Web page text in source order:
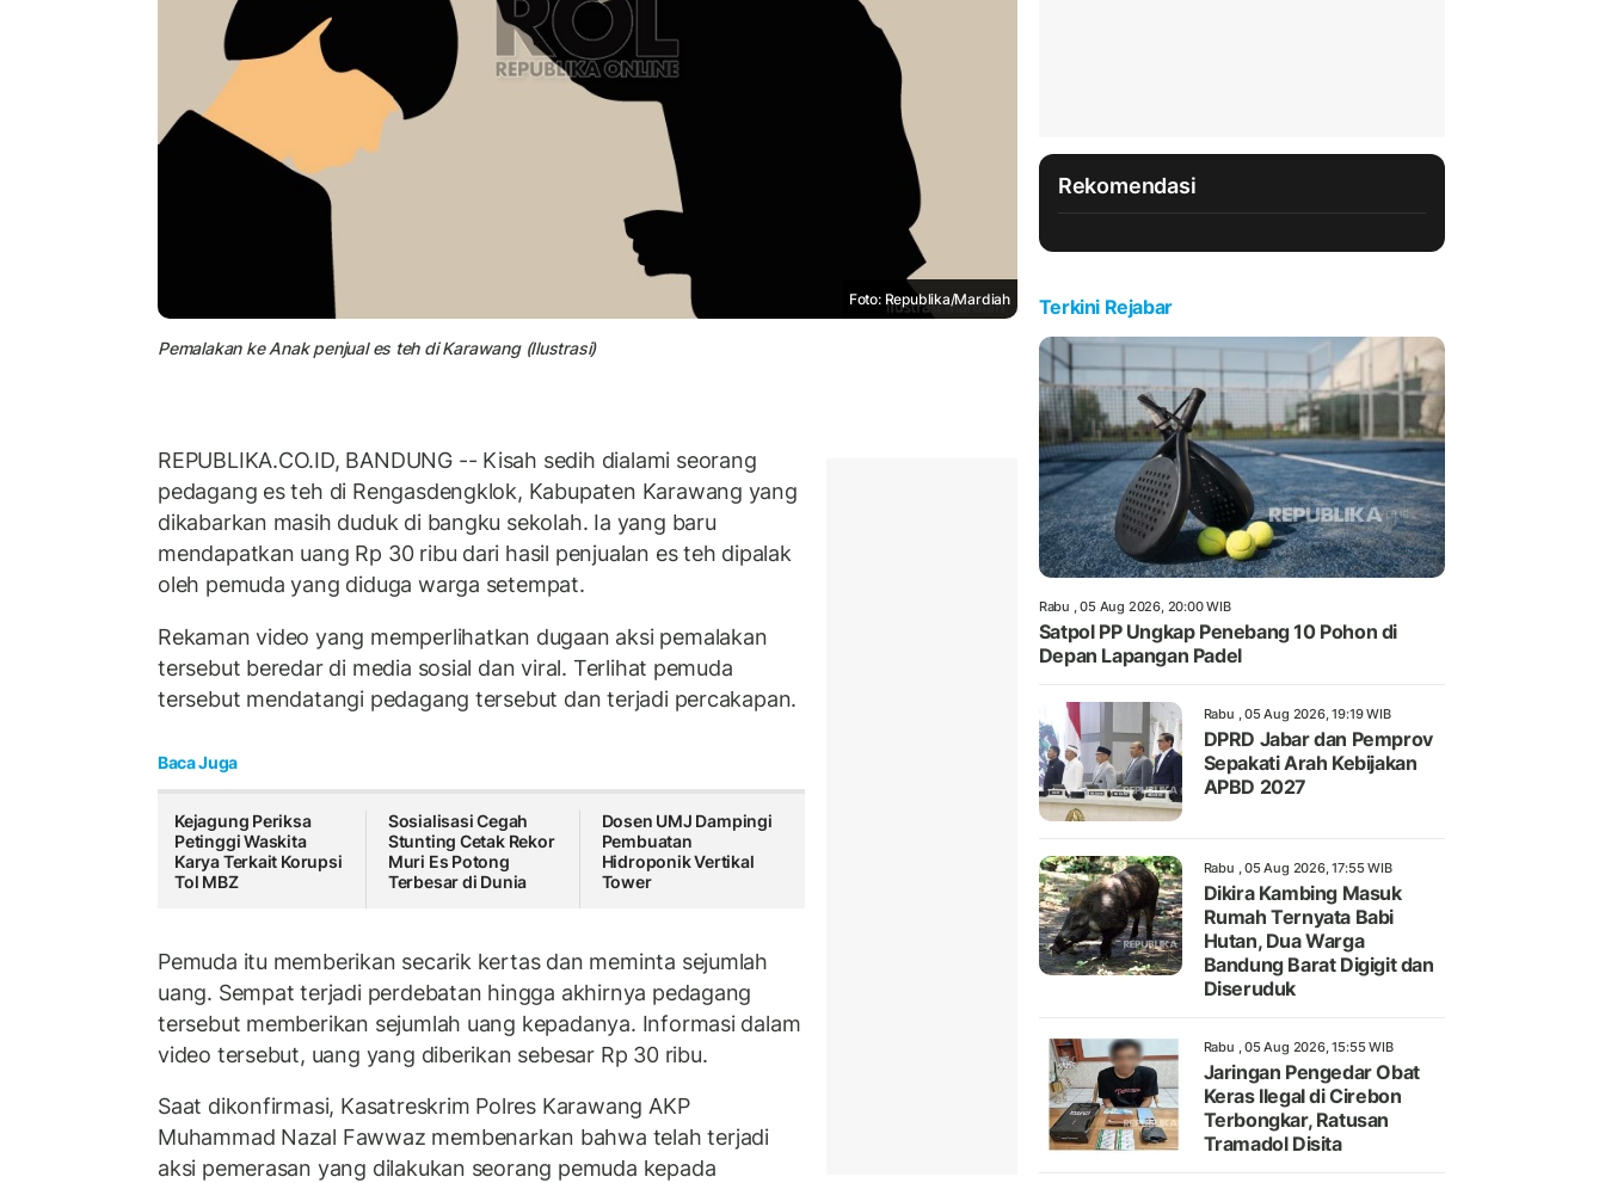
Foto: Republika/Mardiah
Pemalakan ke Anak penjual es teh di Karawang (Ilustrasi)
REPUBLIKA.CO.ID, BANDUNG -- Kisah sedih dialami seorang
pedagang es teh di Rengasdengklok, Kabupaten Karawang yang
dikabarkan masih duduk di bangku sekolah. Ia yang baru
mendapatkan uang Rp 30 ribu dari hasil penjualan es teh dipalak
oleh pemuda yang diduga warga setempat.
Rekaman video yang memperlihatkan dugaan aksi pemalakan
tersebut beredar di media sosial dan viral. Terlihat pemuda
tersebut mendatangi pedagang tersebut dan terjadi percakapan.
Baca Juga
Kejagung Periksa
Petinggi Waskita
Karya Terkait Korupsi
Tol MBZ
Sosialisasi Cegah
Stunting Cetak Rekor
Muri Es Potong
Terbesar di Dunia
Dosen UMJ Dampingi
Pembuatan
Hidroponik Vertikal
Tower
Pemuda itu memberikan secarik kertas dan meminta sejumlah
uang. Sempat terjadi perdebatan hingga akhirnya pedagang
tersebut memberikan sejumlah uang kepadanya. Informasi dalam
video tersebut, uang yang diberikan sebesar Rp 30 ribu.
Saat dikonfirmasi, Kasatreskrim Polres Karawang AKP
Muhammad Nazal Fawwaz membenarkan bahwa telah terjadi
aksi pemerasan yang dilakukan seorang pemuda kepada
Rekomendasi
Terkini Rejabar
Rabu , 05 Aug 2026, 20:00 WIB
Satpol PP Ungkap Penebang 10 Pohon di
Depan Lapangan Padel
Rabu , 05 Aug 2026, 19:19 WIB
DPRD Jabar dan Pemprov
Sepakati Arah Kebijakan
APBD 2027
Rabu , 05 Aug 2026, 17:55 WIB
Dikira Kambing Masuk
Rumah Ternyata Babi
Hutan, Dua Warga
Bandung Barat Digigit dan
Diseruduk
Rabu , 05 Aug 2026, 15:55 WIB
Jaringan Pengedar Obat
Keras Ilegal di Cirebon
Terbongkar, Ratusan
Tramadol Disita